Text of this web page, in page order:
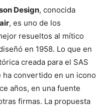
p
a
r
t
i
r
e
n
i
l
i
r
e
n
p
p
Design, conocida
, es uno de los
resueltos al mítico
en 1958. Lo que en
creada para el SAS
ha convertido en un icono
años, en una fuente
firmas. La propuesta